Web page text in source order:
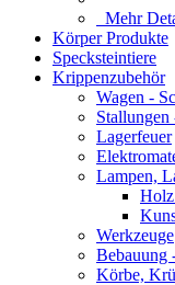
Mehr
Körper Produkte
Specksteintiere
Krippenzubehör
Wagen -
Stallungen
Lagerfeuer
Lampen,
Werkzeuge
Bebauung
Körbe,